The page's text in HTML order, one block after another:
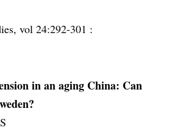
vol 24:292-301 :
in an aging China: Can